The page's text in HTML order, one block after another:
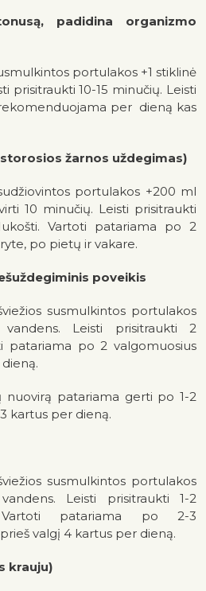
padidina organizmo
portulakos +1 stiklinė
prisitraukti 10-15 minučių. Leisti
per dieną kas
žarnos uždegimas)
portulakos +200 ml
10 minučių. Leisti prisitraukti
Vartoti patariama po 2
po pietų ir vakare.
poveikis
susmulkintos portulakos
Leisti prisitraukti 2
patariama po 2 valgomuosius
nuovirą patariama gerti po 1-2
kartus per dieną.
susmulkintos portulakos
Leisti prisitraukti 1-2
Vartoti patariama po 2-3
valgį 4 kartus per dieną.
krauju)